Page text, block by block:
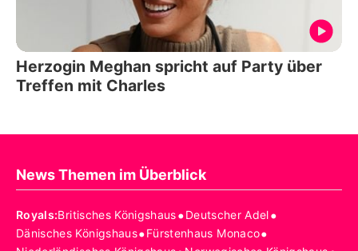
Herzogin Meghan spricht auf Party über
Treffen mit Charles
News Themen im Überblick
Royals:Britisches Königshaus•Deutscher Adel•
Dänisches Königshaus•Fürstenhaus Monaco•